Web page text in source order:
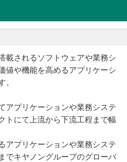
載されるソフトウェアや業務シ
値や機能を高めるアプリケーシ
。
アプリケーションや業務システ
トにて上流から下流工程まで幅
アプリケーションや業務システ
でキヤノングループのグローバ